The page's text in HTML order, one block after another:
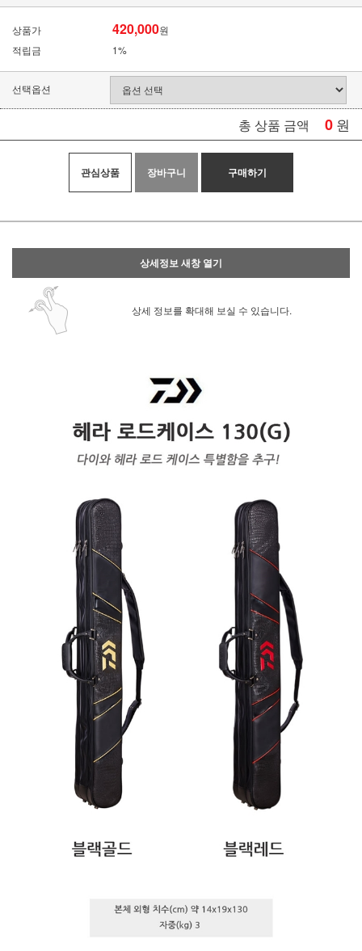
상품가 420,000원
적립금
1%
선택옵션
총 상품 금액 0 원
관심상품 장바구니 구매하기
상세정보 새창 열기
상세 정보를 확대해 보실 수 있습니다.